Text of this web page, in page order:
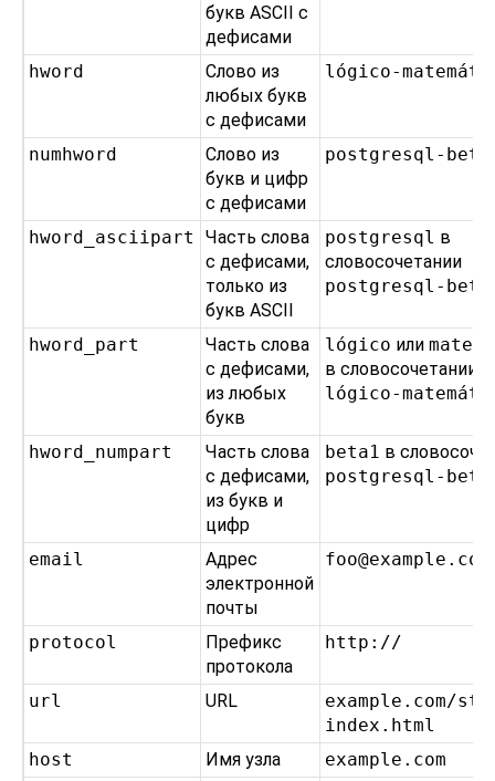
букв ASCII с
дефисами
hword
Слово из
любых букв
с дефисами
lógico-
numhword
Слово из
букв и цифр
с дефисами
postgresql-
hword_asciipart
Часть слова
с дефисами,
только из
букв ASCII
postgresql в
словосочетании
postgresql-
hword_part
Часть слова
с дефисами,
из любых
букв
lógico или
в словосочетании
lógico-
hword_numpart
Часть слова
с дефисами,
из букв и
цифр
beta1 в
postgresql-
email
Адрес
электронной
почты
foo@example.com
protocol
Префикс
протокола
http://
url URL
example.com/
index.html
host
Имя узла
example.com